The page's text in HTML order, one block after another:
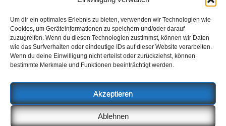
Um dir ein optimales Erlebnis zu bieten, verwenden wir Technologien wie
Cookies, um Geräteinformationen zu speichern und/oder darauf
zuzugreifen. Wenn du diesen Technologien zustimmst, können wir Daten
wie das Surfverhalten oder eindeutige IDs auf dieser Website verarbeiten.
Wenn du deine Einwilligung nicht erteilst oder zurückziehst, können
bestimmte Merkmale und Funktionen beeinträchtigt werden.
Akzeptieren
Ablehnen
Neukölln Oliver Nöll Oranienplatz Piraten Piratenpartei Polizeimeldungen
Redaktionsgespräch Senat SPD
Archiv
Archiv
Impressum
Datenschutzerklärung